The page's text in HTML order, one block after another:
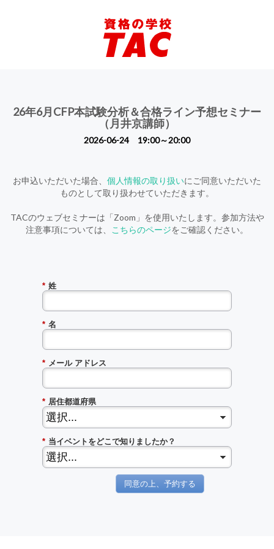
26年6月CFP本試験分析＆合格ライン予想セミナー
（月井京講師）
2026-06-24 19:00～20:00
お申込いただいた場合、 個人情報の取り扱いにご同意いただいた
ものとして取り扱わせていただきます。
TACのウェブセミナーは「Zoom」を使用いたします。参加方法や
注意事項については、
こちらのページをご確認ください。
* 姓
* 名
* メール アドレス
* 居住都道府県
* 当イベントをどこで知りましたか？
同意の上、予約する